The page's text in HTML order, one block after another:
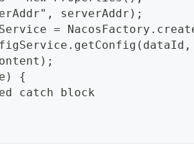
serverAddr);
=
{
catch block